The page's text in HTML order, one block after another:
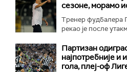
сезоне, морамо
Тренер фудбалера
рекао је после
Партизан
најпотребније и
гола, плеј-оф